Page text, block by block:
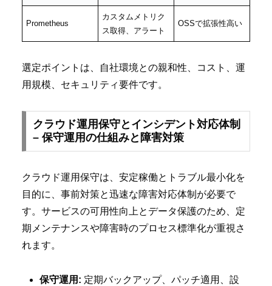
Prometheus
カスタムメトリク
ス取得、アラート
OSSで拡張性高い
選定ポイントは、自社環境との親和性、コスト、運
用規模、セキュリティ要件です。
クラウド運用保守とインシデント対応体制
– 保守運用の仕組みと障害対策
クラウド運用保守は、安定稼働とトラブル最小化を
目的に、事前対策と迅速な障害対応体制が必要で
す。サービスの可用性向上とデータ保護のため、定
期メンテナンスや障害時のプロセス標準化が重視さ
れます。
保守運用: 定期バックアップ、パッチ適用、設